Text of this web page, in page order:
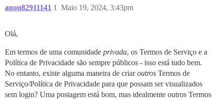
anon82911141 Maio 19, 2024, 3:43pm
1
Olá,
Em termos de uma comunidade privada, os Termos de Serviço e a
Política de Privacidade são sempre públicos - isso está tudo bem.
No entanto, existe alguma maneira de criaroutros Termos de
Serviço/Política de Privacidade para que possam ser visualizados
sem login? Uma postagem está bom, mas idealmente outros Termos